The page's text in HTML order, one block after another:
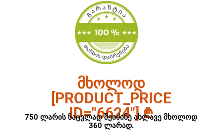
ᲛᲮᲝᲚᲝᲓ
[PRODUCT_PRICE
ID="6624"] ₾
750 ლარის ნაცვლად შეიძინე ახლავე მხოლოდ
360 ლარად.